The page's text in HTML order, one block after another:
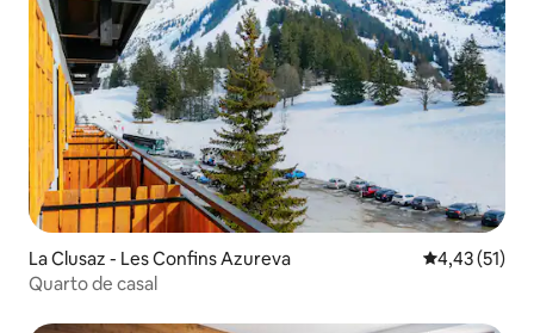
La Clusaz - Les Confins Azureva 4,43 de uma
4,43 (51)
Quarto de casal